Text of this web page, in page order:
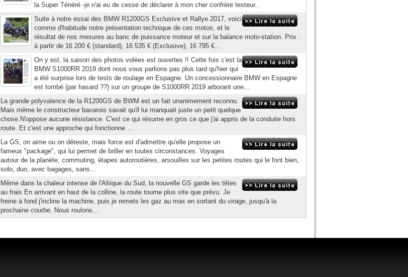
la Super Ténéré -je n'ai eu de cesse de déclarer à mon cher confrère testeur...
Suite à notre essai des BMW R1200GS Exclusive et Rallye 2017, voici
comme d'habitude notre présentation technique de ces motos, et le
résultat de nos mesures au banc de puissance moteur et sur la balance moto-station. Prix :
à partir de 16 200 € (standard), 16 535 € (Exclusive), 16 795 €...
On y est, la saison des photos volées est ouvertes !! Cette fois c'est la
BMW S1000RR 2019 dont nous vous parlions pas plus tard qu'hier qui
a été surprise lors de tests de roulage en Espagne. Un concessionnaire BMW en Espagne
est tombé (par hasard ??) sur un groupe de S1000RR 2019 arborant une...
La grande polyvalence de la R1200GS de BWM est un fait unanimement reconnu.
Mais même le constructeur bavarois savait qu'il lui manquait juste un petit quelque
chose.N'oppose aucune résistance. C'est ce qui résume en gros ce que j'ai appris de la conduite hors
route. Et c'est une approche qui fonctionne ...
La GS, on aime ou on déteste, mais force est d'admettre qu'elle propose un
fameux "package", qui lui permet de briller en toutes circonstances. Voyages
autour de la planète, commuting, étapes autoroutières, arsouilles sur les petites routes qui le font bien,
solo, duo, avec bagages, sans...
Même dans la chaleur intense de l'Afrique du Sud, la nouvelle GS garde les têtes
au frais En arrivant en haut de la colline, la route tourne plus vite que prévu. Je
freine à fond j'incline la machine, puis je remets les gaz au max en sortant du virage, jusqu'à la
prochaine courbe. Nous roulons...